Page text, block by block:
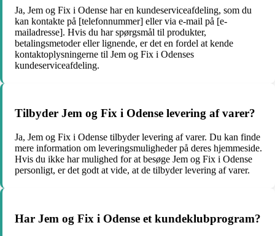
Ja, Jem og Fix i Odense har en kundeserviceafdeling, som du
kan kontakte på [telefonnummer] eller via e-mail på [e-
mailadresse]. Hvis du har spørgsmål til produkter,
betalingsmetoder eller lignende, er det en fordel at kende
kontaktoplysningerne til Jem og Fix i Odenses
kundeserviceafdeling.
Tilbyder Jem og Fix i Odense levering af varer?
Ja, Jem og Fix i Odense tilbyder levering af varer. Du kan finde
mere information om leveringsmuligheder på deres hjemmeside.
Hvis du ikke har mulighed for at besøge Jem og Fix i Odense
personligt, er det godt at vide, at de tilbyder levering af varer.
Har Jem og Fix i Odense et kundeklubprogram?